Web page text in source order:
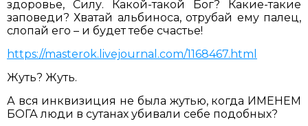
здоровье, Силу. Какой-такой Бог? Какие-такие
заповеди? Хватай альбиноса, отрубай ему палец,
слопай его – и будет тебе счастье!
https://masterok.livejournal.com/1168467.html
Жуть? Жуть.
А вся инквизиция не была жутью, когда ИМЕНЕМ
БОГА люди в сутанах убивали себе подобных?